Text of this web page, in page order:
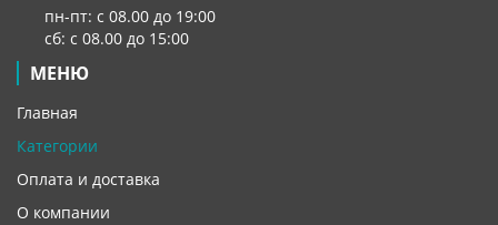
пн-пт: с 08.00 до 19:00
сб: с 08.00 до 15:00
МЕНЮ
Главная
Категории
Оплата и доставка
О компании